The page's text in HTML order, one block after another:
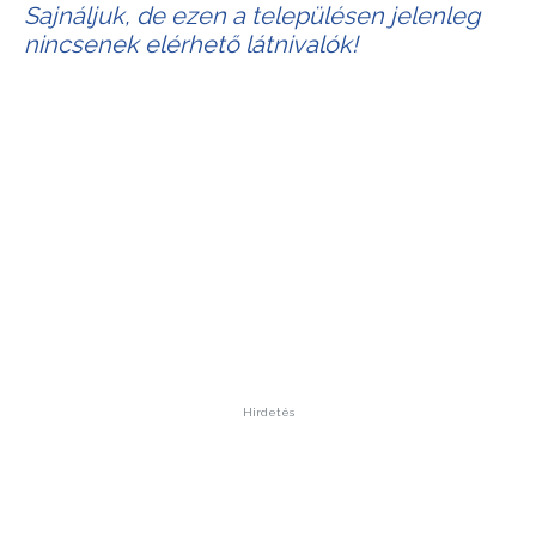
Sajnáljuk, de ezen a településen jelenleg
nincsenek elérhető látnivalók!
Hirdetés